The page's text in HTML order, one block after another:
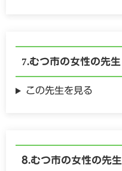
むつ市の女性の先生
この先生を見る
むつ市の女性の先生